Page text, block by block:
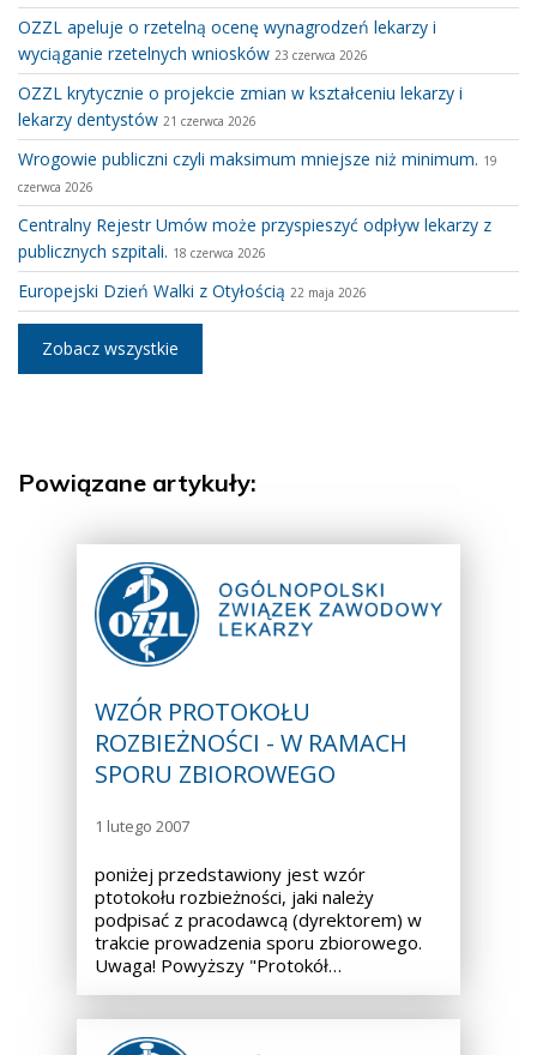
OZZL apeluje o rzetelną ocenę wynagrodzeń lekarzy i
wyciąganie rzetelnych wniosków 23 czerwca 2026
OZZL krytycznie o projekcie zmian w kształceniu lekarzy i
lekarzy dentystów 21 czerwca 2026
Wrogowie publiczni czyli maksimum mniejsze niż minimum. 19
czerwca 2026
Centralny Rejestr Umów może przyspieszyć odpływ lekarzy z
publicznych szpitali. 18 czerwca 2026
Europejski Dzień Walki z Otyłością 22 maja 2026
Zobacz wszystkie
Powiązane artykuły:
WZÓR PROTOKOŁU
ROZBIEŻNOŚCI - W RAMACH
SPORU ZBIOROWEGO
1 lutego 2007
poniżej przedstawiony jest wzór
ptotokołu rozbieżności, jaki należy
podpisać z pracodawcą (dyrektorem) w
trakcie prowadzenia sporu zbiorowego.
Uwaga! Powyższy "Protokół…